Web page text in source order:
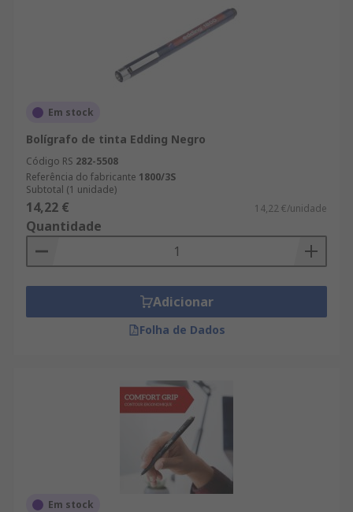
Em stock
Bolígrafo de tinta Edding Negro
Código RS 282-5508
Referência do fabricante 1800/3S
Subtotal (1 unidade)
14,22 € 14,22 €/unidade
Quantidade
Adicionar
Folha de Dados
Em stock